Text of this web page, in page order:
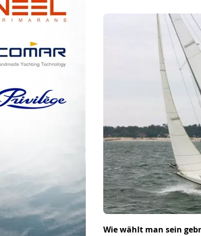
Legende Boote
Überwintern
Wie wählt man sein